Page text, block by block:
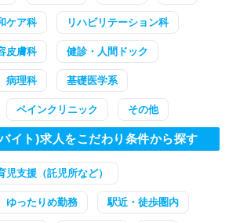
ケア科 リハビリテーション科
皮膚科 健診・人間ドック
病理科 基礎医学系
ペインクリニック その他
イト)求人をこだわり条件から探す
児支援（託児所など）
ゆったりめ勤務 駅近・徒歩圏内